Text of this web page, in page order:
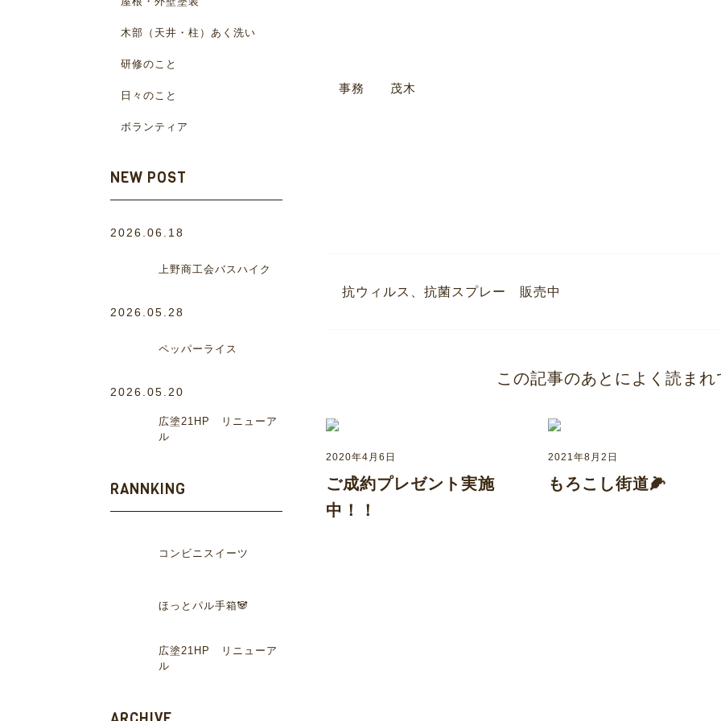
事務 茂木
抗ウィルス、抗菌スプレー 販売中
この記事のあとによく読ま
2020年4月6日
ご成約プレゼント実施
中！！
2021年8月2日
もろこし街道🌽
木部（天井・柱）あく洗い
研修のこと
日々のこと
ボランティア
NEW POST
2026.06.18
上野商工会バスハイク
2026.05.28
ペッパーライス
2026.05.20
広塗21HP リニューア
ル
RANNKING
コンビニスイーツ
ほっとパル手箱🐼
広塗21HP リニューア
ル